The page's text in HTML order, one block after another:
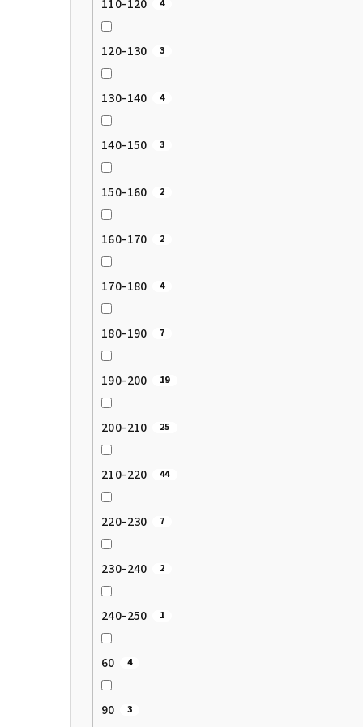
110-120 4
120-130 3
130-140 4
140-150 3
150-160 2
160-170 2
170-180 4
180-190 7
190-200 19
200-210 25
210-220 44
220-230 7
230-240 2
240-250 1
60 4
90 3